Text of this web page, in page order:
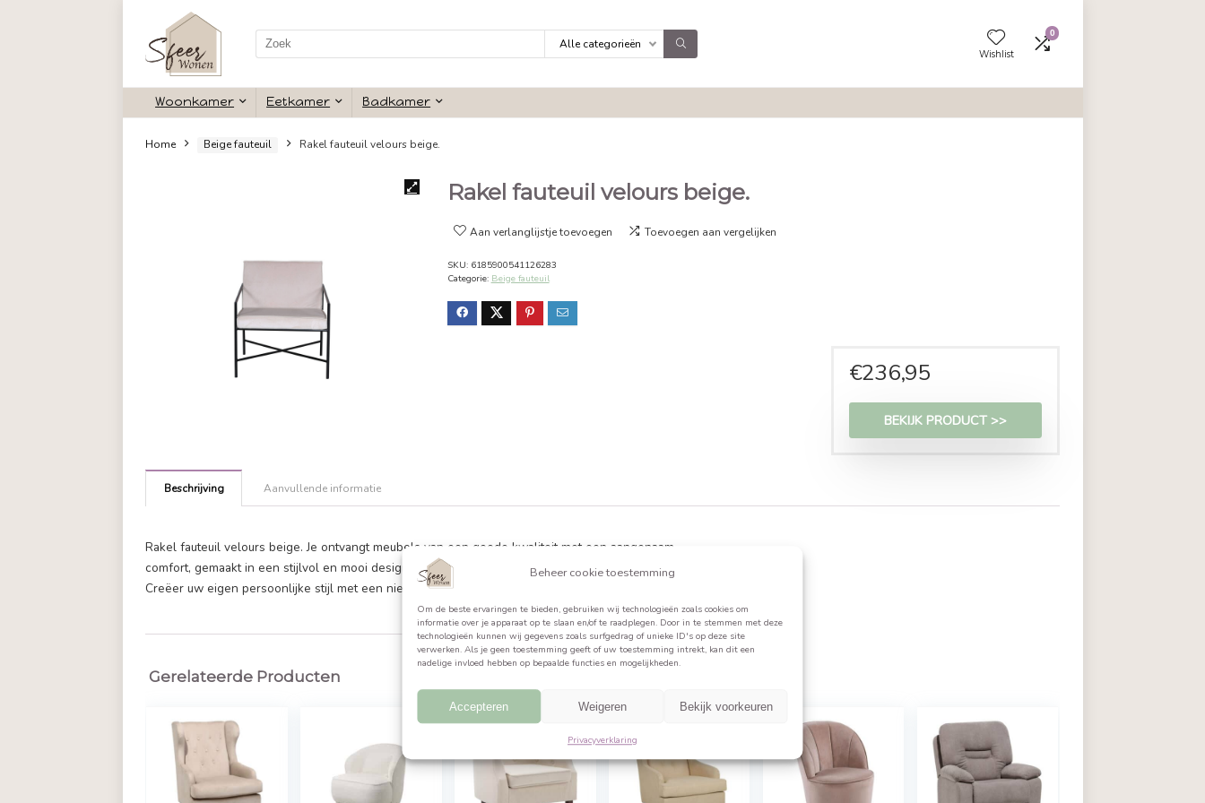
Beheer cookie toestemming
Om de beste ervaringen te bieden, gebruiken wij technologieën zoals cookies om
informatie over je apparaat op te slaan en/of te raadplegen. Door in te stemmen met deze
technologieën kunnen wij gegevens zoals surfgedrag of unieke ID's op deze site
verwerken. Als je geen toestemming geeft of uw toestemming intrekt, kan dit een
nadelige invloed hebben op bepaalde functies en mogelijkheden.
for:
Alle categorieën
Woonkamer Eetkamer Badkamer
Rakel fauteuil velours beige.
Aan verlanglijstje toevoegen
SKU:
6185900541126283
Categorie:
€236,95
Beschrijving Aanvullende informatie
Rakel fauteuil velours beige. Je ontvangt meubels van een goede kwaliteit met een aangenaam
comfort, gemaakt in een stijlvol en mooi design. Onze meubels zijn zeer aantrekkelijk geprijsd.
Creëer uw eigen persoonlijke stijl met een nieuw
Gerelateerde Producten